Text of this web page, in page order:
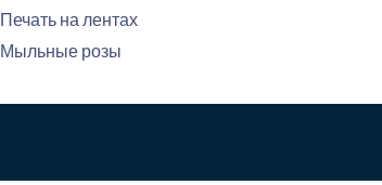
Печать на лентах
Мыльные розы